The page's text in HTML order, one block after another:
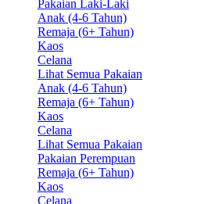
Pakaian Laki-Laki
Anak (4-6 Tahun)
Remaja (6+ Tahun)
Kaos
Celana
Lihat Semua Pakaian
Anak (4-6 Tahun)
Remaja (6+ Tahun)
Kaos
Celana
Lihat Semua Pakaian
Pakaian Perempuan
Remaja (6+ Tahun)
Kaos
Celana